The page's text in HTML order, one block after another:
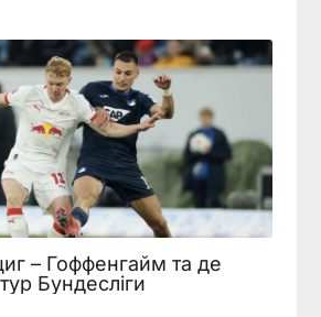
– Гоффенгайм та де
Бундесліги